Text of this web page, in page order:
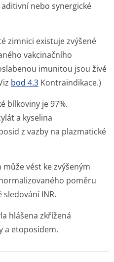
nebo synergické
zimnici existuje zvýšené
vakcinačního
imunitou jsou živé
bod 4.3 Kontraindi­kace.)
bílkoviny je 97%.
a kyselina
z vazby na plazmatické
vést ke zvýšeným
poměru
sledování INR.
hlášena zkřížená
a etoposidem.